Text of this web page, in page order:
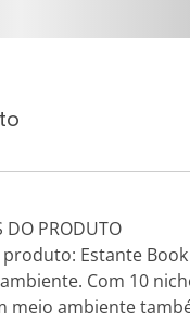
DO PRODUTO
Estante
Com 10
meio ambiente